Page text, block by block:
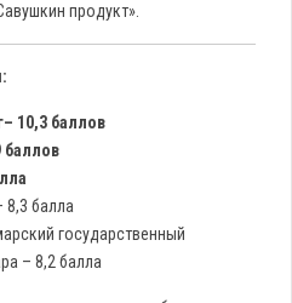
продукт».
10,3 баллов
баллов
8,3 балла
государственный
– 8,2 балла